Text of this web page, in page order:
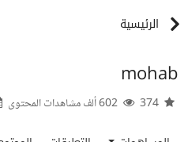
الرئيسية
mohab